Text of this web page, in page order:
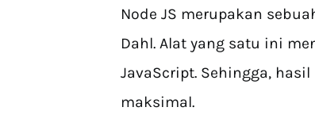
Node JS merupakan
Dahl. Alat yang satu ini
JavaScript. Sehingga,
maksimal.